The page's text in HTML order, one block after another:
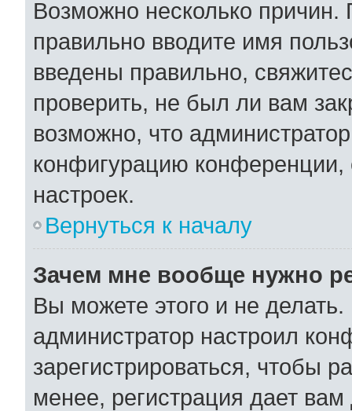
Возможно несколько причин.
правильно вводите имя
введены правильно,
проверить, не был ли вам
возможно, что
конфигурацию конференции,
настроек.
Вернуться к началу
Зачем мне вообще нужно
Вы можете этого и не делать.
администратор настроил
зарегистрироваться, чтобы
менее, регистрация дает